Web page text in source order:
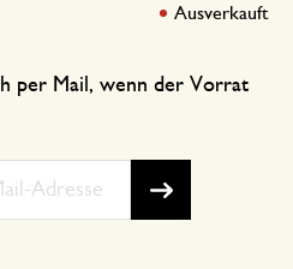
per Mail, wenn der Vorrat
Ausverkauft